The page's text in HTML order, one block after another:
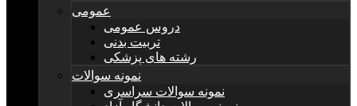
عمومی
دروس عمومی
تربیت بدنی
رشته های پزشکی
نمونه سوالات
نمونه سوالات سراسری